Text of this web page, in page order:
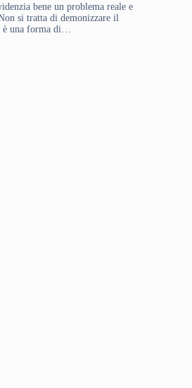
bene un problema reale e
si tratta di demonizzare il
è una forma di…